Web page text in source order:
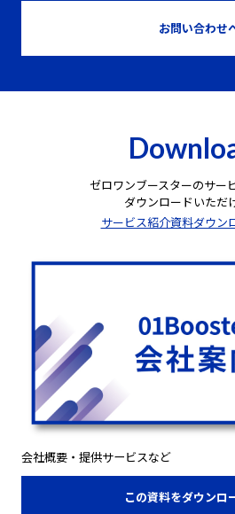
お問い合わせ
ゼロワンブースターのサー
ダウンロードいただ
サービス紹介資料ダウン
会社概要・提供サービスなど
この資料をダウンロ